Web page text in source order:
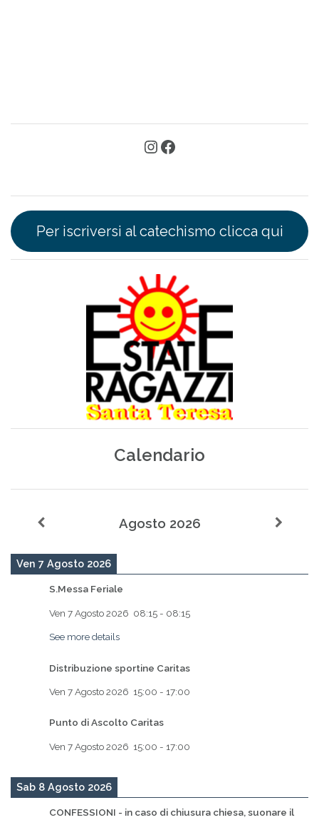
Per iscriversi al catechismo clicca qui
Calendario
Agosto 2026
Ven 7 Agosto 2026
S.Messa Feriale
Ven 7 Agosto 2026 08:15 - 08:15
See more details
Distribuzione sportine Caritas
Ven 7 Agosto 2026 15:00 - 17:00
Punto di Ascolto Caritas
Ven 7 Agosto 2026 15:00 - 17:00
Sab 8 Agosto 2026
CONFESSIONI - in caso di chiusura chiesa, suonare il